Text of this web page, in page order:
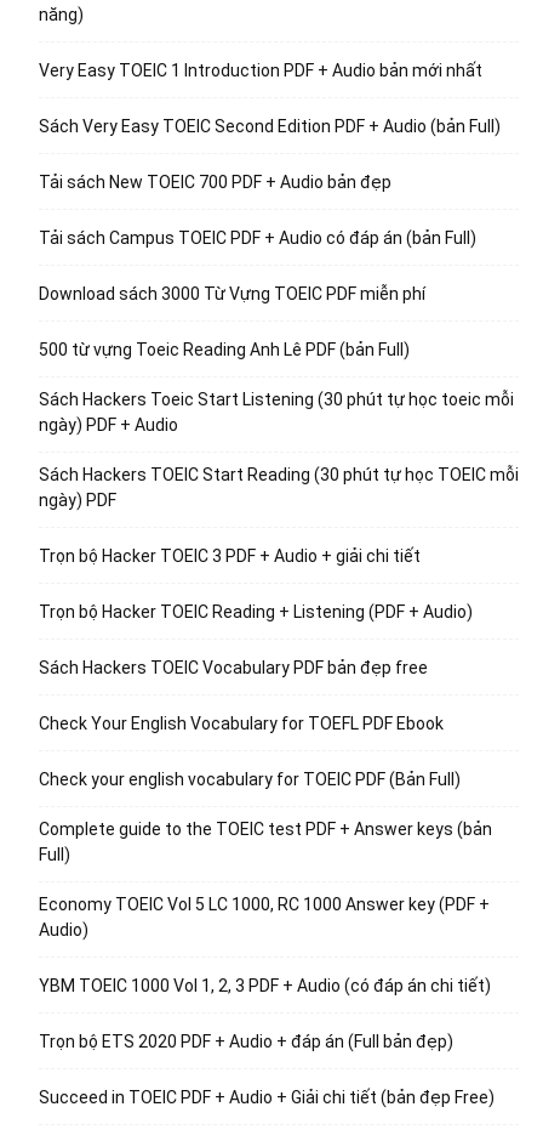
năng)
Very Easy TOEIC 1 Introduction PDF + Audio bản mới nhất
Sách Very Easy TOEIC Second Edition PDF + Audio (bản Full)
Tải sách New TOEIC 700 PDF + Audio bản đẹp
Tải sách Campus TOEIC PDF + Audio có đáp án (bản Full)
Download sách 3000 Từ Vựng TOEIC PDF miễn phí
500 từ vựng Toeic Reading Anh Lê PDF (bản Full)
Sách Hackers Toeic Start Listening (30 phút tự học toeic mỗi
ngày) PDF + Audio
Sách Hackers TOEIC Start Reading (30 phút tự học TOEIC mỗi
ngày) PDF
Trọn bộ Hacker TOEIC 3 PDF + Audio + giải chi tiết
Trọn bộ Hacker TOEIC Reading + Listening (PDF + Audio)
Sách Hackers TOEIC Vocabulary PDF bản đẹp free
Check Your English Vocabulary for TOEFL PDF Ebook
Check your english vocabulary for TOEIC PDF (Bản Full)
Complete guide to the TOEIC test PDF + Answer keys (bản
Full)
Economy TOEIC Vol 5 LC 1000, RC 1000 Answer key (PDF +
Audio)
YBM TOEIC 1000 Vol 1, 2, 3 PDF + Audio (có đáp án chi tiết)
Trọn bộ ETS 2020 PDF + Audio + đáp án (Full bản đẹp)
Succeed in TOEIC PDF + Audio + Giải chi tiết (bản đẹp Free)